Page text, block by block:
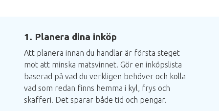
1. Planera dina inköp
Att planera innan du handlar är första steget
mot att minska matsvinnet. Gör en inköpslista
baserad på vad du verkligen behöver och kolla
vad som redan finns hemma i kyl, frys och
skafferi. Det sparar både tid och pengar.